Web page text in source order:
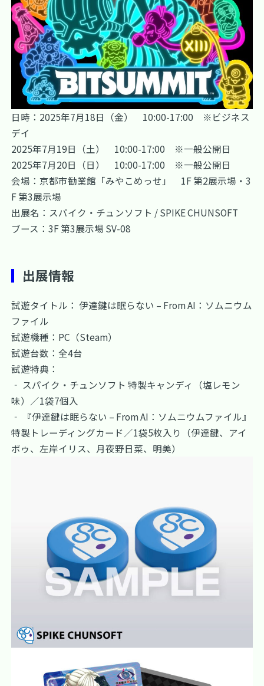
日時：2025年7月18日（金） 10:00-17:00 ※ビジネス
デイ
2025年7月19日（土） 10:00-17:00 ※一般公開日
2025年7月20日（日） 10:00-17:00 ※一般公開日
会場：京都市勧業館「みやこめっせ」 1F 第2展示場・3
F 第3展示場
出展名：スパイク・チュンソフト / SPIKE CHUNSOFT
ブース：3F 第3展示場 SV-08
出展情報
試遊タイトル： 伊達鍵は眠らない – From AI：ソムニウム
ファイル
試遊機種：PC（Steam）
試遊台数：全4台
試遊特典：
‐ スパイク・チュンソフト 特製キャンディ（塩レモン
味）／1袋7個入
‐ 『伊達鍵は眠らない – From AI：ソムニウムファイル』
特製トレーディングカード／1袋5枚入り（伊達鍵、アイ
ボゥ、左岸イリス、月夜野日菜、明美）